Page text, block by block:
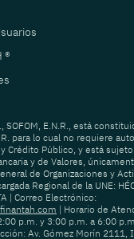
®
SOFOM, E.N.R., está
para lo cual no requiere
Crédito Público, y está
y de Valores,
de Organizaciones y
Regional de la UNE:
| Correo Electrónico:
| Horario de
p.m. y 3:00 p.m. a 6:00
Av. Gómez Morín 2111,